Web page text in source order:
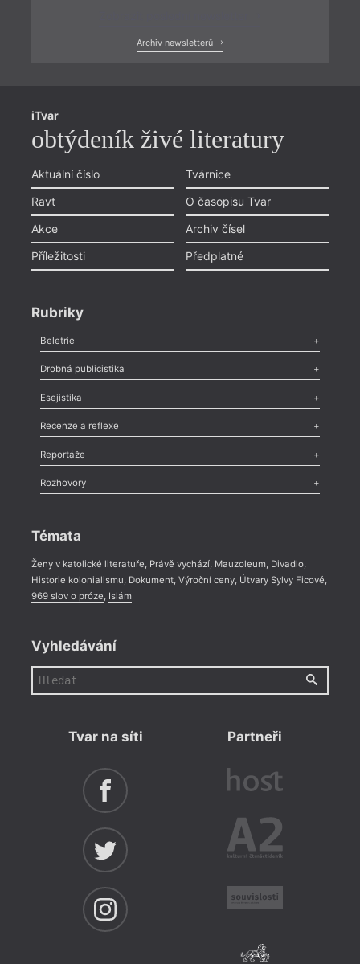
Archiv newsletterů
iTvar
obtýdeník živé literatury
Aktuální číslo
Ravt
Akce
Příležitosti
Tvárnice
O časopisu Tvar
Archiv čísel
Předplatné
Rubriky
Beletrie
Poezie,Próza,Dokumenty
Drobná publicistika
Odlesk
Nekrolog,Glosa,Sloupek,Pozvánka,Literární soutěž,
Esejistika
Esej ,Pádlo,Úvaha
Recenze a reflexe
Recenze
Méně slov o próze,Celá rubrika
Reportáže
Literární zítřky
Celá rubrika
Rozhovory
Témata
Ženy v katolické literatuře, Právě vychází, Mauzoleum, Divadlo,
Historie kolonialismu, Dokument, Výroční ceny, Útvary Sylvy Ficové,
969 slov o próze, Islám
Vyhledávání
Tvar na síti Partneři